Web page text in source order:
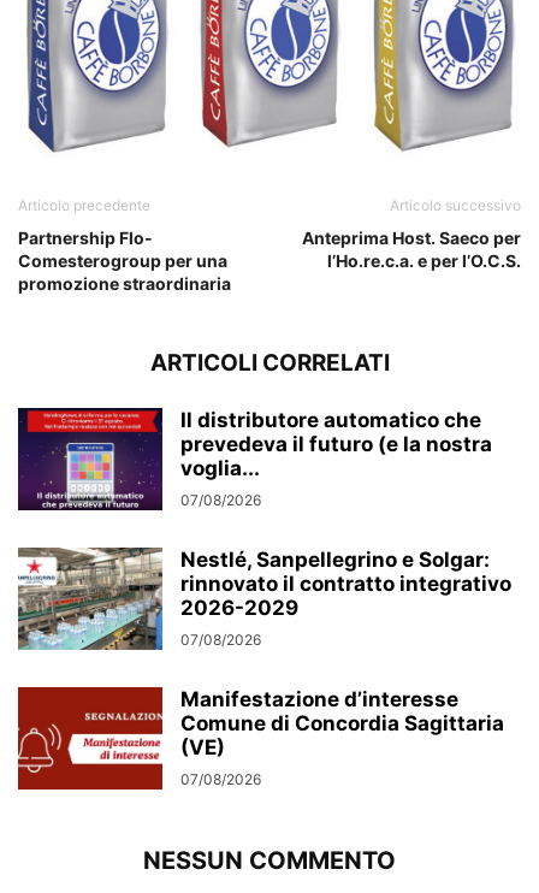
Articolo precedente
Partnership Flo-
Comesterogroup per una
promozione straordinaria
Articolo successivo
Anteprima Host. Saeco per
l’Ho.re.c.a. e per l’O.C.S.
ARTICOLI CORRELATI
Il distributore automatico che
prevedeva il futuro (e la nostra
voglia...
07/08/2026
Nestlé, Sanpellegrino e Solgar:
rinnovato il contratto integrativo
2026-2029
07/08/2026
Manifestazione d’interesse
Comune di Concordia Sagittaria
(VE)
07/08/2026
NESSUN COMMENTO